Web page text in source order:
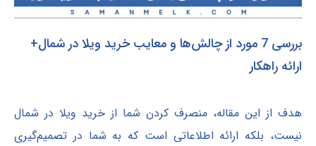
بررسی 7 مورد از چالش‌ها و معایب خرید ویلا در شمال+
ارائه راهکار
هدف از این مقاله، منصرف کردن شما از خرید ویلا در شمال
نیست، بلکه ارائه اطلاعاتی است که به شما در تصمیم‌گیری